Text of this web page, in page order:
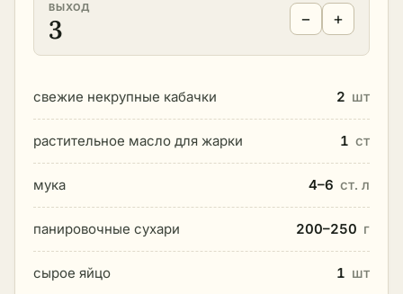
ВЫХОД
3 − +
свежие некрупные кабачки 2 шт
растительное масло для жарки 1 ст
мука 4–6 ст. л
панировочные сухари 200–250 г
сырое яйцо 1 шт